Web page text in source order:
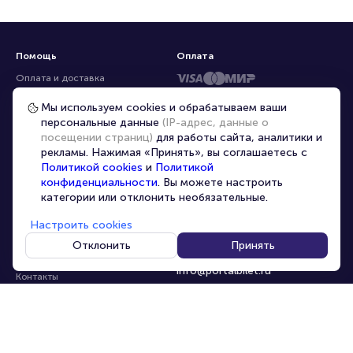
Помощь
Оплата и доставка
Частые вопросы
Перепродажа билетов
Организаторам
Корпоративным клиентам
VIP-билеты
Персональные данные
О компании
Контакты
8-800-500-42-62
8-499-226-15-14
info@portalbilet.ru
С 10:00 до 21:00,
Оплата
Мы используем cookies и обрабатываем ваши
персональные данные (IP-адрес, данные о
посещении страниц) для работы сайта, аналитики и
рекламы. Нажимая «Принять», вы соглашаетесь с
Политикой cookies и Политикой
конфиденциальности. Вы можете настроить
категории или отклонить необязательные.
Настроить cookies
Отклонить
Принять